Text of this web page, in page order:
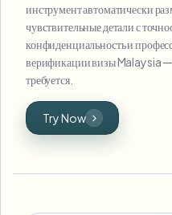
инструмент автоматически
чувствительные детали с
конфиденциальность и
верификации визы Malaysia —
требуется.
Try Now